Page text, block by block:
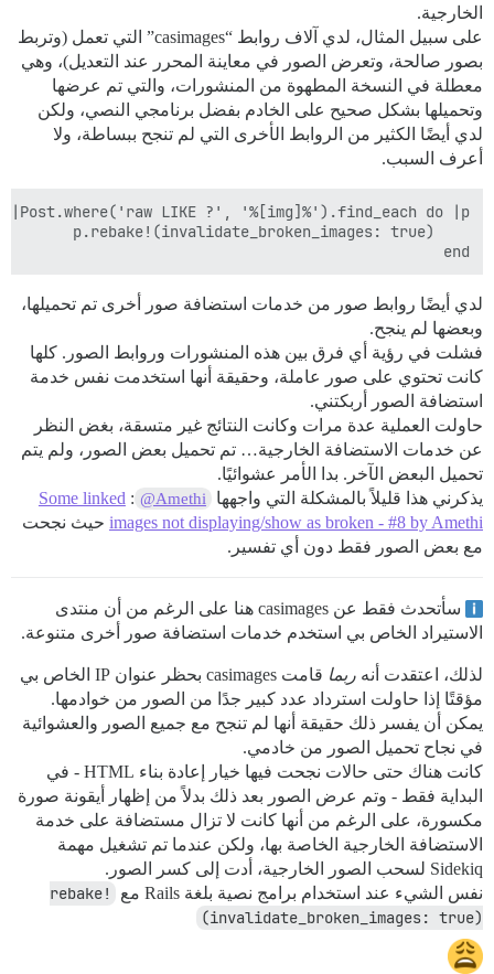
الخارجية.
على سبيل المثال، لدي آلاف روابط “casimages” التي تعمل (وتربط
بصور صالحة، وتعرض الصور في معاينة المحرر عند التعديل)، وهي
معطلة في النسخة المطهوة من المنشورات، والتي تم عرضها
وتحميلها بشكل صحيح على الخادم بفضل برنامجي النصي، ولكن
لدي أيضًا الكثير من الروابط الأخرى التي لم تنجح ببساطة، ولا
أعرف السبب.
end
لدي أيضًا روابط صور من خدمات استضافة صور أخرى تم تحميلها،
وبعضها لم ينجح.
فشلت في رؤية أي فرق بين هذه المنشورات وروابط الصور. كلها
كانت تحتوي على صور عاملة، وحقيقة أنها استخدمت نفس خدمة
استضافة الصور أربكتني.
حاولت العملية عدة مرات وكانت النتائج غير متسقة، بغض النظر
عن خدمات الاستضافة الخارجية… تم تحميل بعض الصور، ولم يتم
تحميل البعض الآخر. بدا الأمر عشوائيًا.
يذكرني هذا قليلاً بالمشكلة التي واجهها
@Amethi
:
Some linked
images not displaying/show as broken - #8 by Amethi حيث نجحت
مع بعض الصور فقط دون أي تفسير.
سأتحدث فقط عن casimages هنا على الرغم من أن منتدى
الاستيراد الخاص بي استخدم خدمات استضافة صور أخرى متنوعة.
لذلك، اعتقدت أنه ربما
قامت casimages بحظر عنوان IP الخاص بي
مؤقتًا إذا حاولت استرداد عدد كبير جدًا من الصور من خوادمها.
يمكن أن يفسر ذلك حقيقة أنها لم تنجح مع جميع الصور والعشوائية
في نجاح تحميل الصور من خادمي.
كانت هناك حتى حالات نجحت فيها خيار إعادة بناء HTML - في
البداية فقط - وتم عرض الصور بعد ذلك بدلاً من إظهار أيقونة صورة
مكسورة، على الرغم من أنها كانت لا تزال مستضافة على خدمة
الاستضافة الخارجية الخاصة بها، ولكن عندما تم تشغيل مهمة
Sidekiq لسحب الصور الخارجية، أدت إلى كسر الصور.
نفس الشيء عند استخدام برامج نصية بلغة Rails مع
rebake!
(invalidate_broken_images: true)